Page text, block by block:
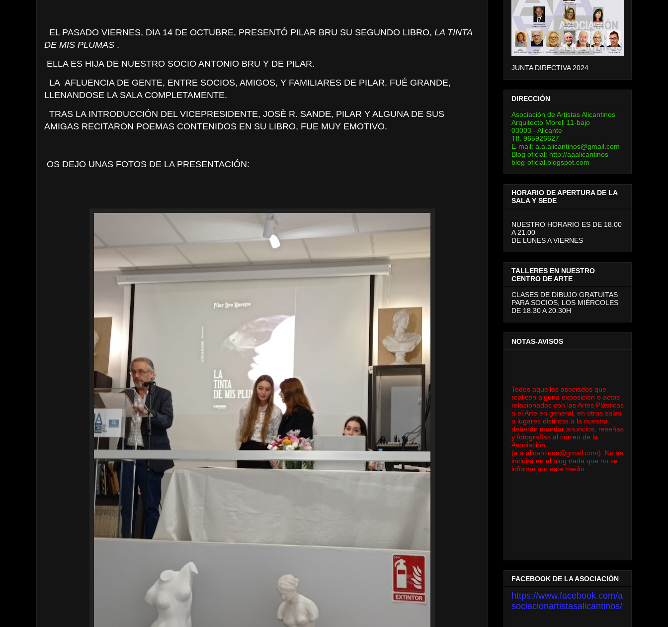
EL PASADO VIERNES, DIA 14 DE OCTUBRE, PRESENTÓ PILAR BRU SU SEGUNDO LIBRO, LA TINTA
DE MIS PLUMAS .
ELLA ES HIJA DE NUESTRO SOCIO ANTONIO BRU Y DE PILAR.
LA AFLUENCIA DE GENTE, ENTRE SOCIOS, AMIGOS, Y FAMILIARES DE PILAR, FUÉ GRANDE,
LLENANDOSE LA SALA COMPLETAMENTE.
TRAS LA INTRODUCCIÓN DEL VICEPRESIDENTE, JOSÈ R. SANDE, PILAR Y ALGUNA DE SUS
AMIGAS RECITARON POEMAS CONTENIDOS EN SU LIBRO, FUE MUY EMOTIVO.
OS DEJO UNAS FOTOS DE LA PRESENTACIÓN:
JUNTA DIRECTIVA 2024
DIRECCIÓN
Asociación de Artistas Alicantinos
Arquitecto Morell 11-bajo
03003 - Alicante
Tlf. 965926627
E-mail: a.a.alicantinos@gmail.com
Blog oficial: http://aaalicantinos-
blog-oficial.blogspot.com
HORARIO DE APERTURA DE LA
SALA Y SEDE
NUESTRO HORARIO ES DE 18.00
A 21.00
DE LUNES A VIERNES
TALLERES EN NUESTRO
CENTRO DE ARTE
CLASES DE DIBUJO GRATUITAS
PARA SOCIOS, LOS MIÉRCOLES
DE 18.30 A 20.30H
NOTAS-AVISOS
Todos aquellos asociados que
realicen alguna exposición o actos
relacionados con las Artes Plásticas
o el Arte en general, en otras salas
o lugares distintos a la nuestra,
deberán mandar anuncios, reseñas
y fotografías al correo de la
Asociación
(a.a.alicantinos@gmail.com). No se
incluirá en el blog nada que no se
informe por este medio.
FACEBOOK DE LA ASOCIACIÓN
https://www.facebook.com/a
sociacionartistasalicantinos/